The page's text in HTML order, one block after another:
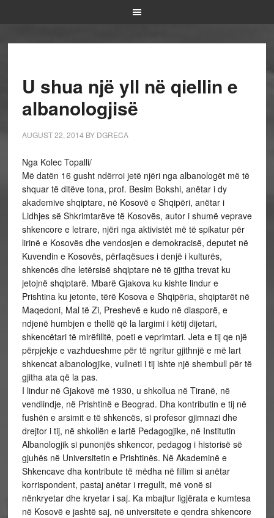
U shua një yll në qiellin e
albanologjisë
AUGUST 22, 2014 BY DGRECA
Nga Kolec Topalli/
Më datën 16 gusht ndërroi jetë njëri nga albanologët më të
shquar të ditëve tona, prof. Besim Bokshi, anëtar i dy
akademive shqiptare, në Kosovë e Shqipëri, anëtar i
Lidhjes së Shkrimtarëve të Kosovës, autor i shumë veprave
shkencore e letrare, njëri nga aktivistët më të spikatur për
lirinë e Kosovës dhe vendosjen e demokracisë, deputet në
Kuvendin e Kosovës, përfaqësues i denjë i kulturës,
shkencës dhe letërsisë shqiptare në të gjitha trevat ku
jetojnë shqiptarë. Mbarë Gjakova ku kishte lindur e
Prishtina ku jetonte, tërë Kosova e Shqipëria, shqiptarët në
Maqedoni, Mal të Zi, Preshevë e kudo në diasporë, e
ndjenë humbjen e thellë që la largimi i këtij dijetari,
shkencëtari të mirëfilltë, poeti e veprimtari. Jeta e tij qe një
përpjekje e vazhdueshme për të ngritur gjithnjë e më lart
shkencat albanologjike, vullneti i tij ishte një shembull për të
gjitha ata që la pas.
I lindur në Gjakovë më 1930, u shkollua në Tiranë, në
vendlindje, në Prishtinë e Beograd. Dha kontributin e tij në
fushën e arsimit e të shkencës, si profesor gjimnazi dhe
drejtor i tij, në shkollën e lartë Pedagogjike, në Institutin
Albanologjik si punonjës shkencor, pedagog i historisë së
gjuhës në Universitetin e Prishtinës. Në Akademinë e
Shkencave dha kontribute të mëdha në fillim si anëtar
korrispondent, pastaj anëtar i rregullt, më vonë si
nënkryetar dhe kryetar i saj. Ka mbajtur ligjërata e kumtesa
në Kosovë e jashtë saj, në universitete e qendra shkencore